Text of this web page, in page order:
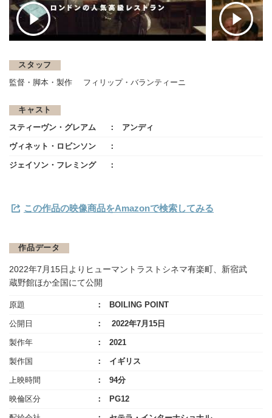
スタッフ
監督・脚本・製作 フィリップ・バランティーニ
キャスト
スティーヴン・グレアム アンディ
ヴィネット・ロビンソン
ジェイソン・フレミング
この作品の映像商品をAmazonで検索してみる
作品データ
2022年7月15日よりヒューマントラストシネマ有楽町、新宿武
蔵野館ほか全国にて公開
原題 BOILING POINT
公開日 2022年7月15日
製作年 2021
製作国 イギリス
上映時間 94分
映倫区分 PG12